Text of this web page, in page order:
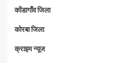
कोंडागाँव जिला
कोरबा जिला
क्राइम न्यूज